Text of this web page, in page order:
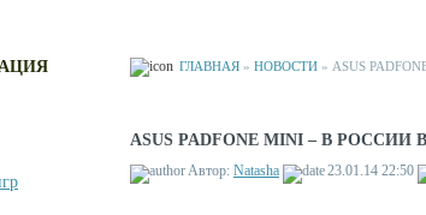
ГЛАВНАЯ » НОВОСТИ » ASUS
ASUS PADFONE MINI – В РОССИИ
Автор: Natasha 23.01.14 22:50